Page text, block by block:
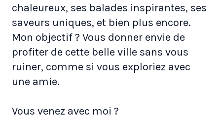
chaleureux, ses balades inspirantes, ses
saveurs uniques, et bien plus encore.
Mon objectif ? Vous donner envie de
profiter de cette belle ville sans vous
ruiner, comme si vous exploriez avec
une amie.
Vous venez avec moi ?